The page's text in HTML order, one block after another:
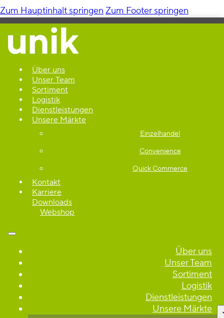
Zum Hauptinhalt springen Zum Footer springen
Über uns
Unser Team
Sortiment
Logistik
Dienstleistungen
Unsere Märkte
Einzelhandel
Convenience
Quick Commerce
Kontakt
Karriere
Downloads
Webshop
Über uns
Unser Team
Sortiment
Logistik
Dienstleistungen
Unsere Märkte